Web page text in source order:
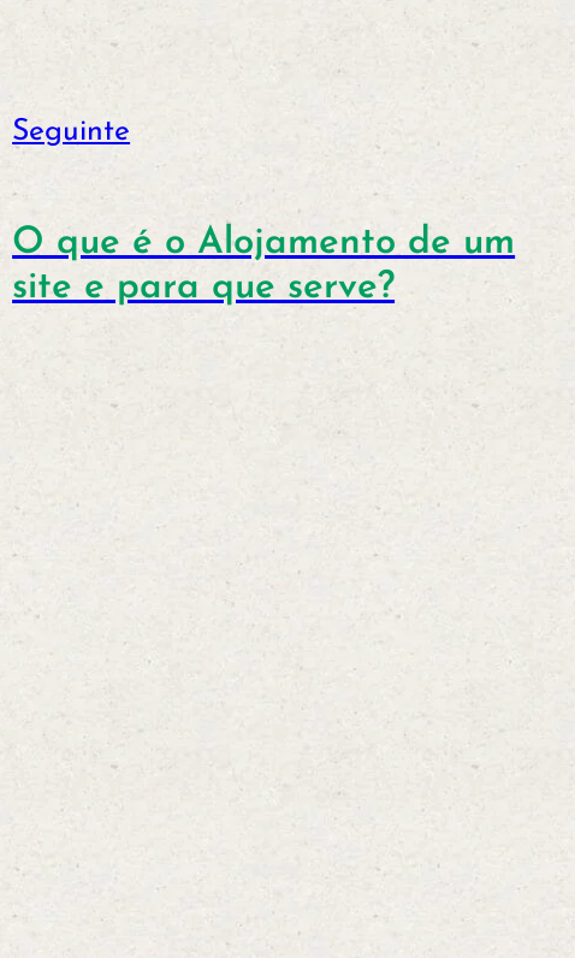
Seguinte
O que é o Alojamento de um
site e para que serve?